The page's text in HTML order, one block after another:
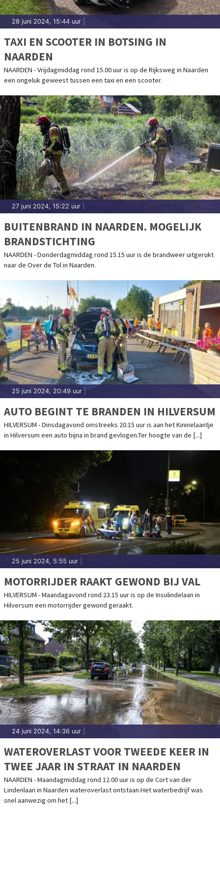
28 juni 2024, 15:44 uur
TAXI EN SCOOTER IN BOTSING IN
NAARDEN
NAARDEN - Vrijdagmiddag rond 15.00 uur is op de Rijksweg in Naarden
een ongeluk geweest tussen een taxi en een scooter.
27 juni 2024, 15:22 uur
BUITENBRAND IN NAARDEN. MOGELIJK
BRANDSTICHTING
NAARDEN - Donderdagmiddag rond 15.15 uur is de brandweer uitgerukt
naar de Over de Tol in Naarden.
25 juni 2024, 20:49 uur
AUTO BEGINT TE BRANDEN IN HILVERSUM
HILVERSUM - Dinsdagavond omstreeks 20.15 uur is aan het Kininelaantje
in Hilversum een auto bijna in brand gevlogen.Ter hoogte van de [...]
25 juni 2024, 5:55 uur
MOTORRIJDER RAAKT GEWOND BIJ VAL
HILVERSUM - Maandagavond rond 23.15 uur is op de Insulindelaan in
Hilversum een motorrijder gewond geraakt.
24 juni 2024, 14:36 uur
WATEROVERLAST VOOR TWEEDE KEER IN
TWEE JAAR IN STRAAT IN NAARDEN
NAARDEN - Maandagmiddag rond 12.00 uur is op de Cort van der
Lindenlaan in Naarden wateroverlast ontstaan.Het waterbedrijf was
snel aanwezig om het [...]